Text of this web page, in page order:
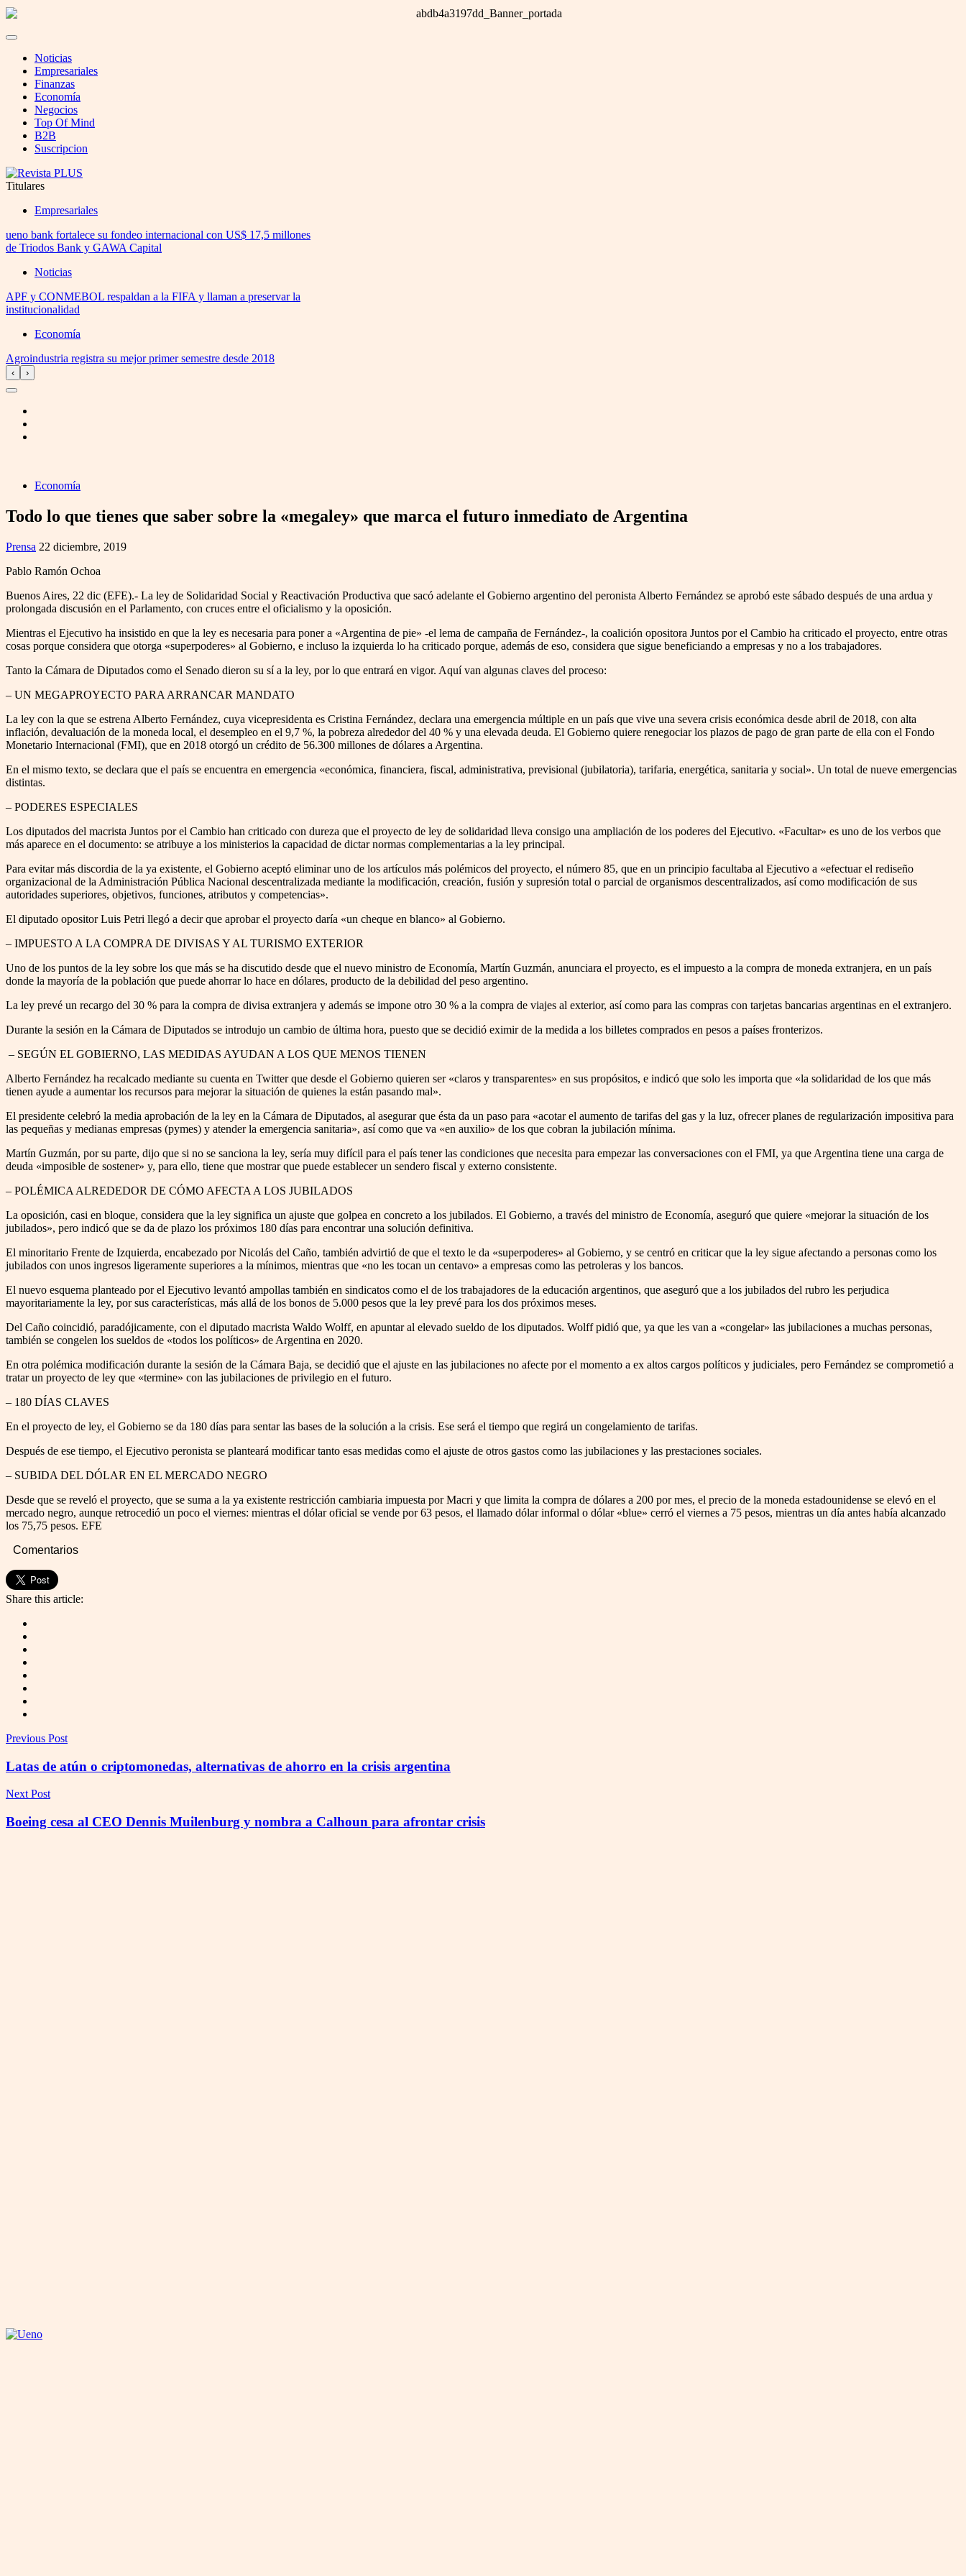
Noticias
Empresariales
Finanzas
Economía
Negocios
Top Of Mind
B2B
Suscripcion
Titulares
Empresariales
ueno bank fortalece su fondeo internacional con US$ 17,5 millones
de Triodos Bank y GAWA Capital
Noticias
APF y CONMEBOL respaldan a la FIFA y llaman a preservar la
institucionalidad
Economía
Agroindustria registra su mejor primer semestre desde 2018
‹ ›
Economía
Todo lo que tienes que saber sobre la «megaley» que marca el futuro inmediato de Argentina
Prensa 22 diciembre, 2019
Pablo Ramón Ochoa
Buenos Aires, 22 dic (EFE).- La ley de Solidaridad Social y Reactivación Productiva que sacó adelante el Gobierno argentino del peronista Alberto Fernández se aprobó este sábado después de una ardua y
prolongada discusión en el Parlamento, con cruces entre el oficialismo y la oposición.
Mientras el Ejecutivo ha insistido en que la ley es necesaria para poner a «Argentina de pie» -el lema de campaña de Fernández-, la coalición opositora Juntos por el Cambio ha criticado el proyecto, entre otras
cosas porque considera que otorga «superpoderes» al Gobierno, e incluso la izquierda lo ha criticado porque, además de eso, considera que sigue beneficiando a empresas y no a los trabajadores.
Tanto la Cámara de Diputados como el Senado dieron su sí a la ley, por lo que entrará en vigor. Aquí van algunas claves del proceso:
– UN MEGAPROYECTO PARA ARRANCAR MANDATO
La ley con la que se estrena Alberto Fernández, cuya vicepresidenta es Cristina Fernández, declara una emergencia múltiple en un país que vive una severa crisis económica desde abril de 2018, con alta
inflación, devaluación de la moneda local, el desempleo en el 9,7 %, la pobreza alrededor del 40 % y una elevada deuda. El Gobierno quiere renegociar los plazos de pago de gran parte de ella con el Fondo
Monetario Internacional (FMI), que en 2018 otorgó un crédito de 56.300 millones de dólares a Argentina.
En el mismo texto, se declara que el país se encuentra en emergencia «económica, financiera, fiscal, administrativa, previsional (jubilatoria), tarifaria, energética, sanitaria y social». Un total de nueve emergencias
distintas.
– PODERES ESPECIALES
Los diputados del macrista Juntos por el Cambio han criticado con dureza que el proyecto de ley de solidaridad lleva consigo una ampliación de los poderes del Ejecutivo. «Facultar» es uno de los verbos que
más aparece en el documento: se atribuye a los ministerios la capacidad de dictar normas complementarias a la ley principal.
Para evitar más discordia de la ya existente, el Gobierno aceptó eliminar uno de los artículos más polémicos del proyecto, el número 85, que en un principio facultaba al Ejecutivo a «efectuar el rediseño
organizacional de la Administración Pública Nacional descentralizada mediante la modificación, creación, fusión y supresión total o parcial de organismos descentralizados, así como modificación de sus
autoridades superiores, objetivos, funciones, atributos y competencias».
El diputado opositor Luis Petri llegó a decir que aprobar el proyecto daría «un cheque en blanco» al Gobierno.
– IMPUESTO A LA COMPRA DE DIVISAS Y AL TURISMO EXTERIOR
Uno de los puntos de la ley sobre los que más se ha discutido desde que el nuevo ministro de Economía, Martín Guzmán, anunciara el proyecto, es el impuesto a la compra de moneda extranjera, en un país
donde la mayoría de la población que puede ahorrar lo hace en dólares, producto de la debilidad del peso argentino.
La ley prevé un recargo del 30 % para la compra de divisa extranjera y además se impone otro 30 % a la compra de viajes al exterior, así como para las compras con tarjetas bancarias argentinas en el extranjero.
Durante la sesión en la Cámara de Diputados se introdujo un cambio de última hora, puesto que se decidió eximir de la medida a los billetes comprados en pesos a países fronterizos.
– SEGÚN EL GOBIERNO, LAS MEDIDAS AYUDAN A LOS QUE MENOS TIENEN
Alberto Fernández ha recalcado mediante su cuenta en Twitter que desde el Gobierno quieren ser «claros y transparentes» en sus propósitos, e indicó que solo les importa que «la solidaridad de los que más
tienen ayude a aumentar los recursos para mejorar la situación de quienes la están pasando mal».
El presidente celebró la media aprobación de la ley en la Cámara de Diputados, al asegurar que ésta da un paso para «acotar el aumento de tarifas del gas y la luz, ofrecer planes de regularización impositiva para
las pequeñas y medianas empresas (pymes) y atender la emergencia sanitaria», así como que va «en auxilio» de los que cobran la jubilación mínima.
Martín Guzmán, por su parte, dijo que si no se sanciona la ley, sería muy difícil para el país tener las condiciones que necesita para empezar las conversaciones con el FMI, ya que Argentina tiene una carga de
deuda «imposible de sostener» y, para ello, tiene que mostrar que puede establecer un sendero fiscal y externo consistente.
– POLÉMICA ALREDEDOR DE CÓMO AFECTA A LOS JUBILADOS
La oposición, casi en bloque, considera que la ley significa un ajuste que golpea en concreto a los jubilados. El Gobierno, a través del ministro de Economía, aseguró que quiere «mejorar la situación de los
jubilados», pero indicó que se da de plazo los próximos 180 días para encontrar una solución definitiva.
El minoritario Frente de Izquierda, encabezado por Nicolás del Caño, también advirtió de que el texto le da «superpoderes» al Gobierno, y se centró en criticar que la ley sigue afectando a personas como los
jubilados con unos ingresos ligeramente superiores a la mínimos, mientras que «no les tocan un centavo» a empresas como las petroleras y los bancos.
El nuevo esquema planteado por el Ejecutivo levantó ampollas también en sindicatos como el de los trabajadores de la educación argentinos, que aseguró que a los jubilados del rubro les perjudica
mayoritariamente la ley, por sus características, más allá de los bonos de 5.000 pesos que la ley prevé para los dos próximos meses.
Del Caño coincidió, paradójicamente, con el diputado macrista Waldo Wolff, en apuntar al elevado sueldo de los diputados. Wolff pidió que, ya que les van a «congelar» las jubilaciones a muchas personas,
también se congelen los sueldos de «todos los políticos» de Argentina en 2020.
En otra polémica modificación durante la sesión de la Cámara Baja, se decidió que el ajuste en las jubilaciones no afecte por el momento a ex altos cargos políticos y judiciales, pero Fernández se comprometió a
tratar un proyecto de ley que «termine» con las jubilaciones de privilegio en el futuro.
– 180 DÍAS CLAVES
En el proyecto de ley, el Gobierno se da 180 días para sentar las bases de la solución a la crisis. Ese será el tiempo que regirá un congelamiento de tarifas.
Después de ese tiempo, el Ejecutivo peronista se planteará modificar tanto esas medidas como el ajuste de otros gastos como las jubilaciones y las prestaciones sociales.
– SUBIDA DEL DÓLAR EN EL MERCADO NEGRO
Desde que se reveló el proyecto, que se suma a la ya existente restricción cambiaria impuesta por Macri y que limita la compra de dólares a 200 por mes, el precio de la moneda estadounidense se elevó en el
mercado negro, aunque retrocedió un poco el viernes: mientras el dólar oficial se vende por 63 pesos, el llamado dólar informal o dólar «blue» cerró el viernes a 75 pesos, mientras un día antes había alcanzado
los 75,75 pesos. EFE
Comentarios
Share this article:
Previous Post
Latas de atún o criptomonedas, alternativas de ahorro en la crisis argentina
Next Post
Boeing cesa al CEO Dennis Muilenburg y nombra a Calhoun para afrontar crisis